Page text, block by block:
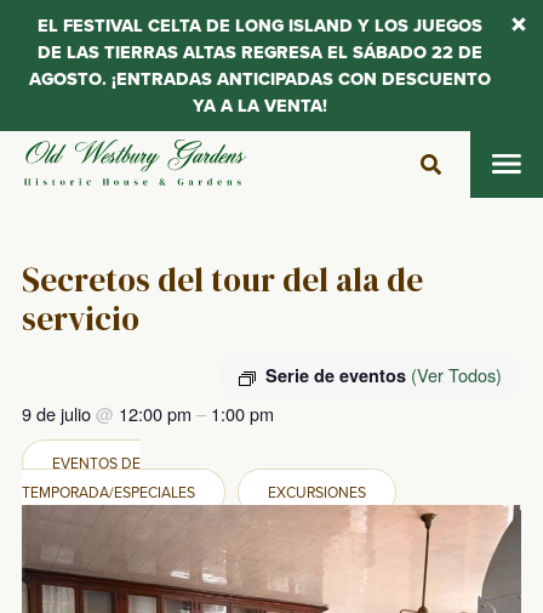
Saltar
Secretos del tour del ala de
servicio
Serie de eventos (Ver Todos)
9 de julio@ 12:00 pm – 1:00 pm
EVENTOS DE
TEMPORADA/ESPECIALES
EXCURSIONES
EL FESTIVAL CELTA DE LONG ISLAND Y LOS JUEGOS
DE LAS TIERRAS ALTAS REGRESA EL SÁBADO 22 DE
AGOSTO. ¡ENTRADAS ANTICIPADAS CON DESCUENTO
YA A LA VENTA!